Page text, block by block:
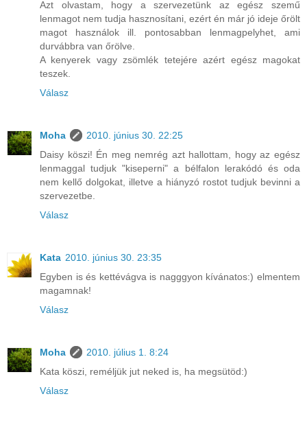
Azt olvastam, hogy a szervezetünk az egész szemű
lenmagot nem tudja hasznosítani, ezért én már jó ideje őrölt
magot használok ill. pontosabban lenmagpelyhet, ami
durvábbra van őrölve.
A kenyerek vagy zsömlék tetejére azért egész magokat
teszek.
Válasz
Moha
2010. június 30. 22:25
Daisy köszi! Én meg nemrég azt hallottam, hogy az egész
lenmaggal tudjuk "kiseperni" a bélfalon lerakódó és oda
nem kellő dolgokat, illetve a hiányzó rostot tudjuk bevinni a
szervezetbe.
Válasz
Kata 2010. június 30. 23:35
Egyben is és kettévágva is nagggyon kívánatos:) elmentem
magamnak!
Válasz
Moha
2010. július 1. 8:24
Kata köszi, reméljük jut neked is, ha megsütöd:)
Válasz